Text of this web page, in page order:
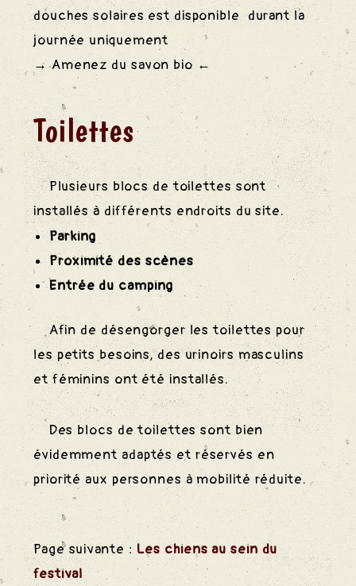
douches solaires est disponible durant la
journée uniquement
→ Amenez du savon bio ←
Toilettes
Plusieurs blocs de toilettes sont
installés à différents endroits du site.
Parking
Proximité des scènes
Entrée du camping
Afin de désengorger les toilettes pour
les petits besoins, des urinoirs masculins
et féminins ont été installés.
Des blocs de toilettes sont bien
évidemment adaptés et réservés en
priorité aux personnes à mobilité réduite.
Page suivante : Les chiens au sein du
festival